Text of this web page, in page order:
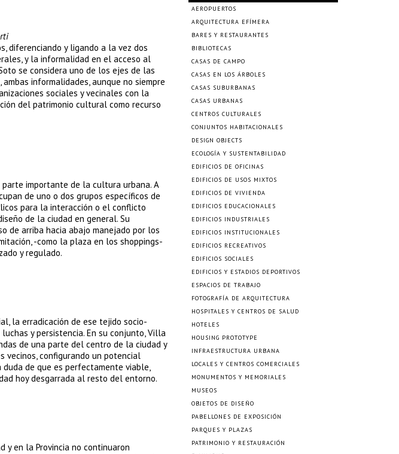
diferenciando y ligando a la vez dos
y la informalidad en el acceso al
se considera uno de los ejes de las
informalidades, aunque no siempre
sociales y vecinales con la
del patrimonio cultural como recurso
parte importante de la cultura urbana. A
de uno o dos grupos específicos de
para la interacción o el conflicto
de la ciudad en general. Su
de arriba hacia abajo manejado por los
-como la plaza en los shoppings-
y regulado.
la erradicación de ese tejido socio-
y persistencia. En su conjunto, Villa
de una parte del centro de la ciudad y
vecinos, configurando un potencial
de que es perfectamente viable,
hoy desgarrada al resto del entorno.
y en la Provincia no continuaron
AEROPUERTOS
ARQUITECTURA EFÍMERA
BARES Y RESTAURANTES
BIBLIOTECAS
CASAS DE CAMPO
CASAS EN LOS ÁRBOLES
CASAS SUBURBANAS
CASAS URBANAS
CENTROS CULTURALES
CONJUNTOS HABITACIONALES
DESIGN OBJECTS
ECOLOGÍA Y SUSTENTABILIDAD
EDIFICIOS DE OFICINAS
EDIFICIOS DE USOS MIXTOS
EDIFICIOS DE VIVIENDA
EDIFICIOS EDUCACIONALES
EDIFICIOS INDUSTRIALES
EDIFICIOS INSTITUCIONALES
EDIFICIOS RECREATIVOS
EDIFICIOS SOCIALES
EDIFICIOS Y ESTADIOS DEPORTIVOS
ESPACIOS DE TRABAJO
FOTOGRAFÍA DE ARQUITECTURA
HOSPITALES Y CENTROS DE SALUD
HOTELES
HOUSING PROTOTYPE
INFRAESTRUCTURA URBANA
LOCALES Y CENTROS COMERCIALES
MONUMENTOS Y MEMORIALES
MUSEOS
OBJETOS DE DISEÑO
PABELLONES DE EXPOSICIÓN
PARQUES Y PLAZAS
PATRIMONIO Y RESTAURACIÓN